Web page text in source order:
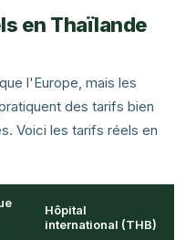
en Thaïlande
l'Europe, mais les
des tarifs bien
Voici les tarifs réels en
Hôpital
international (THB)